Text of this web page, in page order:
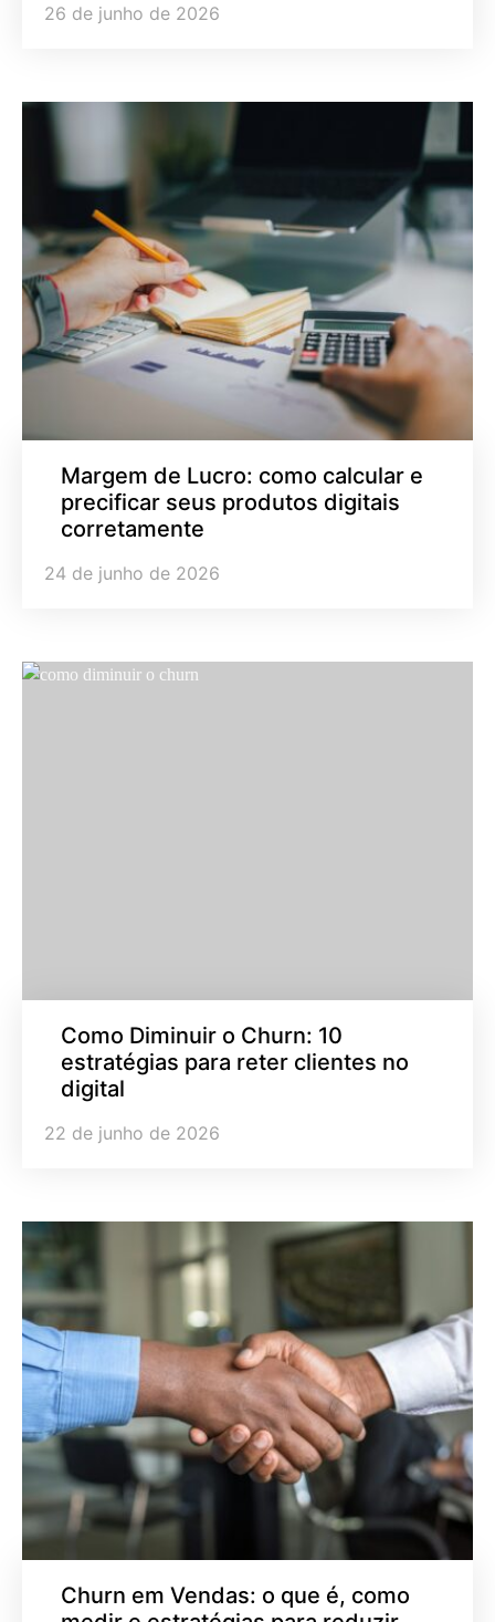
26 de junho de 2026
Margem de Lucro: como calcular e
precificar seus produtos digitais
corretamente
24 de junho de 2026
Como Diminuir o Churn: 10
estratégias para reter clientes no
digital
22 de junho de 2026
Churn em Vendas: o que é, como